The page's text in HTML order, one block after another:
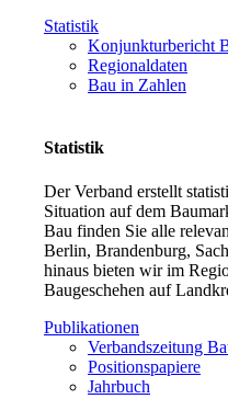
Statistik
Konjunkturbericht
Regionaldaten
Bau in Zahlen
Statistik
Der Verband erstellt
Situation auf dem
Bau finden Sie alle
Berlin, Brandenburg,
hinaus bieten wir im
Baugeschehen auf
Publikationen
Verbandszeitung
Positionspapiere
Jahrbuch